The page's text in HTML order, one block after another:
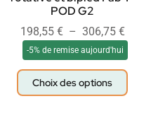
POD G2
198,55 € – 306,75 €
-5% de remise aujourd'hui
Choix des options